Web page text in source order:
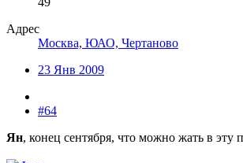
Адрес
Москва, ЮАО, Чертаново
23 Янв 2009
#64
Ян, конец сентября, что можно жать в